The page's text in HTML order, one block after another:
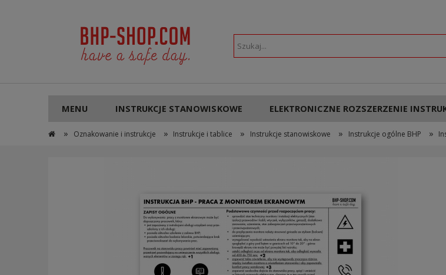
MENU INSTRUKCJE STANOWISKOWE ELEKTRONICZNE ROZSZERZENIE
» Oznakowanie i instrukcje » Instrukcje i tablice » Instrukcje stanowiskowe » Instrukcje ogólne BHP »